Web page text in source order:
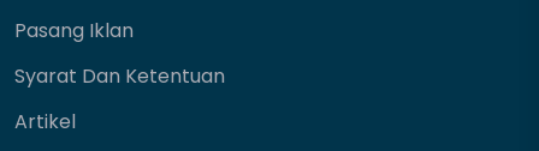
Pasang Iklan
Syarat Dan Ketentuan
Artikel